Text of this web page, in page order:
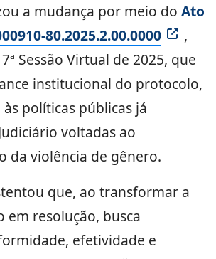
a mudança por meio do Ato
80.2025.2.00.0000
,
Sessão Virtual de 2025, que
institucional do protocolo,
políticas públicas já
voltadas ao
da violência de gênero.
que, ao transformar a
em resolução, busca
efetividade e